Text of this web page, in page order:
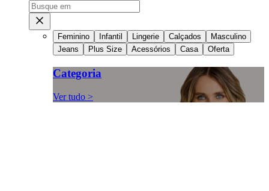
Feminino Infantil Lingerie Calçados
Masculino
Jeans
Plus Size Acessórios Casa Oferta
Categoria
Ver tudo >